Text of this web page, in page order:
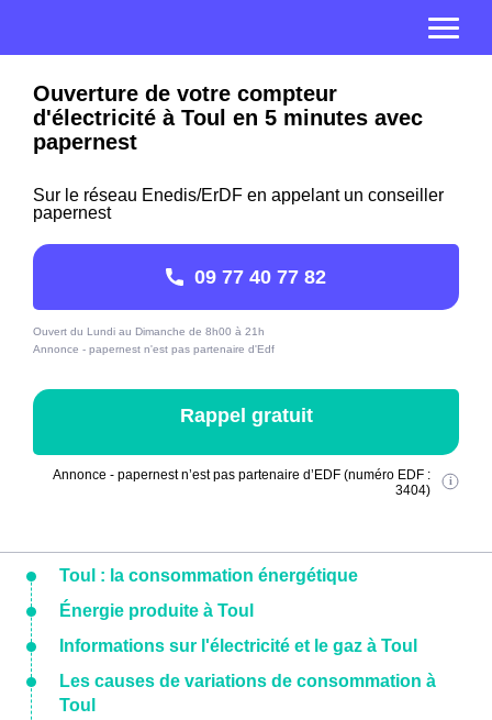
Ouverture de votre compteur
d'électricité à Toul en 5 minutes avec
papernest
Sur le réseau Enedis/ErDF en appelant un conseiller
papernest
09 77 40 77 82
Ouvert du Lundi au Dimanche de 8h00 à 21h
Annonce - papernest n'est pas partenaire d'Edf
Rappel gratuit
Annonce - papernest n’est pas partenaire d’EDF (numéro EDF :
3404)
Toul : la consommation énergétique
Énergie produite à Toul
Informations sur l'électricité et le gaz à Toul
Les causes de variations de consommation à
Toul